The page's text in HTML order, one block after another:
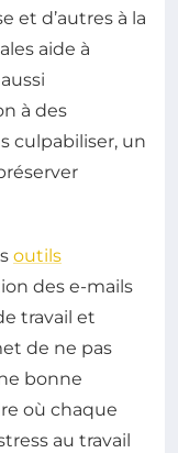
et d’autres à la
aide à
à des
culpabiliser, un
outils
des e-mails
travail et
de ne pas
bonne
où chaque
au travail